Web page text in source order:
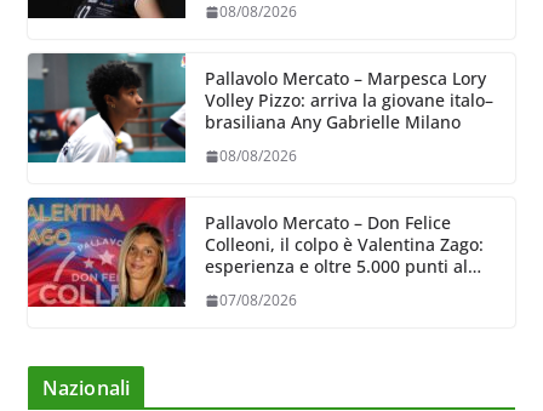
08/08/2026
Pallavolo Mercato – Marpesca Lory
Volley Pizzo: arriva la giovane italo–
brasiliana Any Gabrielle Milano
08/08/2026
Pallavolo Mercato – Don Felice
Colleoni, il colpo è Valentina Zago:
esperienza e oltre 5.000 punti al
07/08/2026
Nazionali